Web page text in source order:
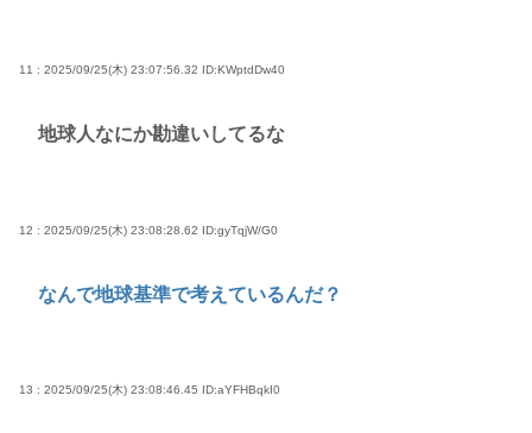
11 : 2025/09/25(木) 23:07:56.32 ID:KWptdDw40
地球人なにか勘違いしてるな
12 : 2025/09/25(木) 23:08:28.62 ID:gyTqjW/G0
なんで地球基準で考えているんだ？
13 : 2025/09/25(木) 23:08:46.45 ID:aYFHBqkI0